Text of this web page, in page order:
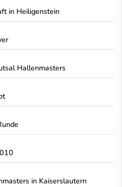
in Heiligenstein
Hallenmasters
in Kaiserslautern